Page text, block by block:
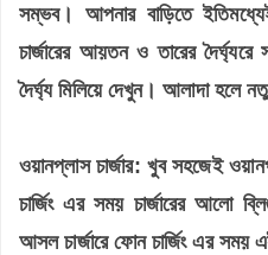
সম্ভব। আপনার বাড়িতে
চার্জারের আয়তন ও তারের
দৈর্ঘ্য মিলিয়ে দেখুন। আলাদা হলে
ওয়ানপ্লাস চার্জার: খুব সহজেই
চার্জিং এর সময় চার্জারের আলো
আসল চার্জারে ফোন চার্জিং এর